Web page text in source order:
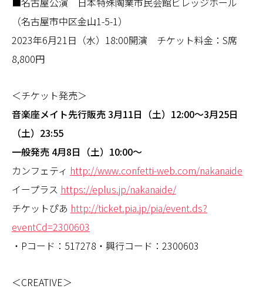
（名古屋市中区金山1-5-1）
2023年6月21日（水）18:00開演 チケット料金：S席
8,800円
＜チケット発売＞
音楽座メイト先行販売 3月11日（土）12:00〜3月25日
（土）23:55
一般発売 4月8日（土）10:00〜
カンフェティ http://www.confetti-web.com/nakanaide
イープラス https://eplus.jp/nakanaide/
チケットぴあ http://ticket.pia.jp/pia/event.ds?
eventCd=2300603
・Pコード：517278・興行コード：2300603
＜CREATIVE＞